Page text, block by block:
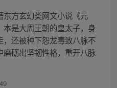
方玄幻类网文小说《元
是大周王朝的皇太子，身
还被种下怨龙毒致八脉不
砺出坚韧性格，重开八脉